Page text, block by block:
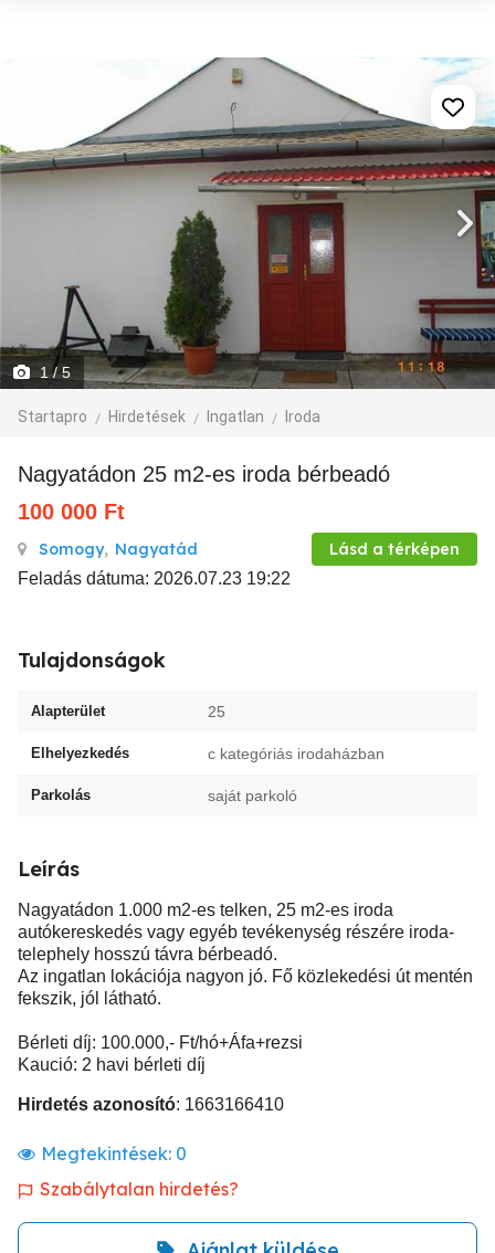
1 / 5
Startapro Hirdetések Ingatlan Iroda
Nagyatádon 25 m2-es iroda bérbeadó
100 000 Ft
Somogy, Nagyatád Lásd a térképen
Feladás dátuma: 2026.07.23 19:22
Tulajdonságok
Alapterület 25
Elhelyezkedés c kategóriás irodaházban
Parkolás saját parkoló
Leírás
Nagyatádon 1.000 m2-es telken, 25 m2-es iroda
autókereskedés vagy egyéb tevékenység részére iroda-
telephely hosszú távra bérbeadó.
Az ingatlan lokációja nagyon jó. Fő közlekedési út mentén
fekszik, jól látható.
Bérleti díj: 100.000,- Ft/hó+Áfa+rezsi
Kaució: 2 havi bérleti díj
Hirdetés azonosító: 1663166410
Megtekintések: 0
Szabálytalan hirdetés?